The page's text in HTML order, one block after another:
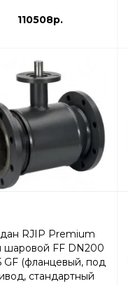
110508р.
RJIP Premium
шаровой FF DN200
GF (фланцевый, под
стандартный